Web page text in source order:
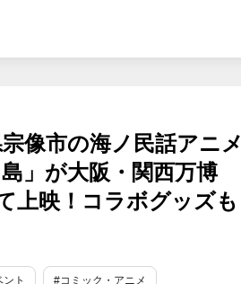
像市の海ノ民話アニメ
」が大阪・関西万博
上映！コラボグッズも
ト #コミック・アニメ